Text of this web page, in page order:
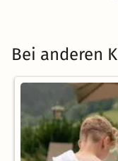
Bei anderen